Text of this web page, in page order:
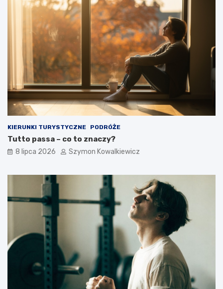
KIERUNKI TURYSTYCZNE PODRÓŻE
Tutto passa – co to znaczy?
8 lipca 2026 Szymon Kowalkiewicz